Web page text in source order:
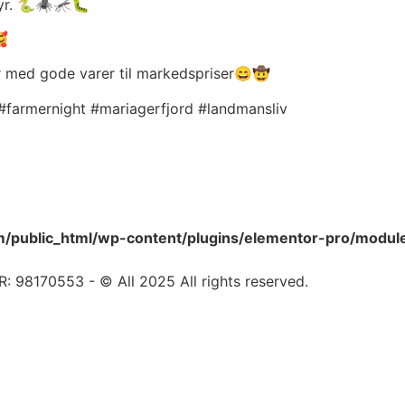
🐍🕷🦟🐛
gode varer til markedspriser😄🤠
#mariagerfjord #landmansliv
public_html/wp-content/plugins/elementor-pro/
98170553 - © All 2025 All rights reserved.